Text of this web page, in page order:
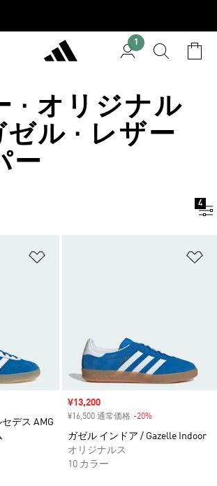
1
· オリジナル
ゼル · レザー
ー
4
デス AMG
セール価格
¥13,200
¥16,500 通常価格 -20%
ガゼル インドア / Gazelle Indoor
オリジナルス
10 カラー